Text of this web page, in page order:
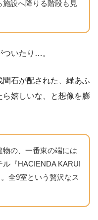
設へ降りる階段も見
ついたり…。
石が配された、緑あふ
嬉しいな、と想像を膨
の、一番東の端には
ル『HACIENDA KARUI
全9室という贅沢なス